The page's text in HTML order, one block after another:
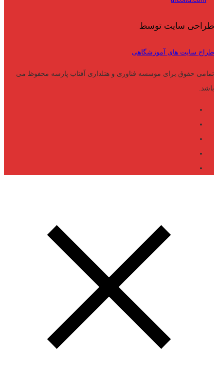
طراحی سایت توسط
طراح سایت های آموزشگاهی
تمامی حقوق برای موسسه فناوری و هتلداری آفتاب پارسه محفوظ می
باشد.